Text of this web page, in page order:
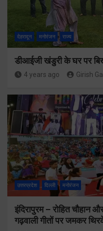
देहरादून मनोरंजन राज्य
डीआईजी खंडुरी के घर पर
4 years ago Girish
उत्तरप्रदेश दिल्ली मनोरंजन
इंदिरापुरम – रोहित चौहान
गढ़वाली गीतों पर जमकर